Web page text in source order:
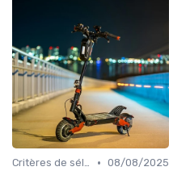
Critères de sélection (autonomie, vitesse, poids) • 08/08/2025